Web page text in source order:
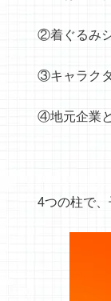
②着ぐるみ
③キャラク
④地元企業
4つの柱で